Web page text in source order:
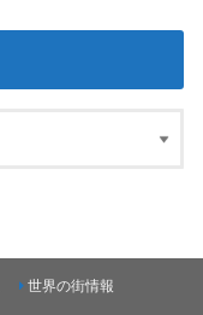
世界の街情報